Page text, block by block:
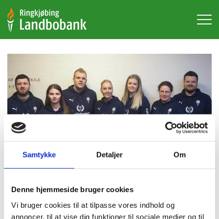
Samtykke Detaljer Om
Denne hjemmeside bruger cookies
Vi bruger cookies til at tilpasse vores indhold og
annoncer, til at vise dig funktioner til sociale medier og til
hovedindhold
Aulum IF’s